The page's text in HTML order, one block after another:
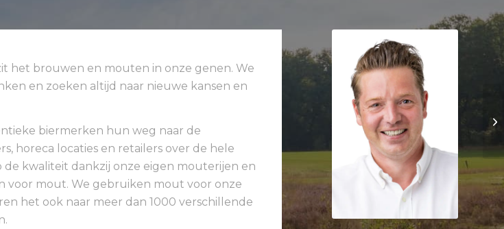
het brouwen en mouten in onze genen. We
en zoeken altijd naar nieuwe kansen en
biermerken hun weg naar de
horeca locaties en retailers over de hele
kwaliteit dankzij onze eigen mouterijen en
voor mout. We gebruiken mout voor onze
het ook naar meer dan 1000 verschillende